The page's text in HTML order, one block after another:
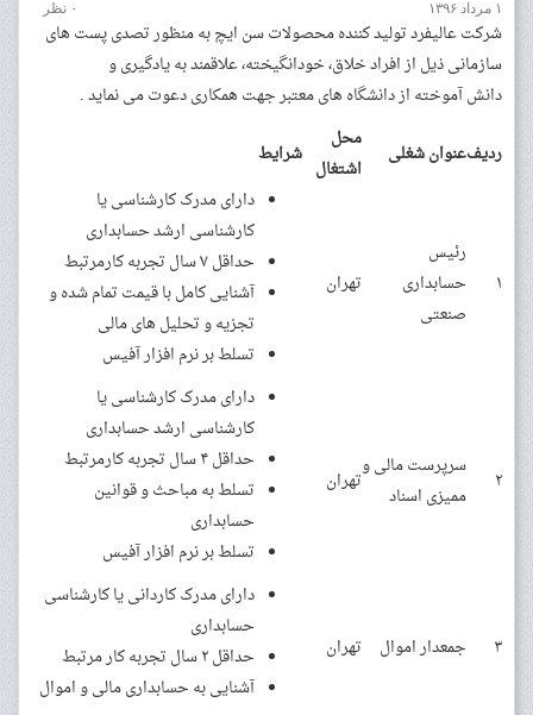
۱ مرداد ۱۳۹۶ ۰ نظر
شرکت عالیفرد تولید کننده محصولات سن ایچ به منظور تصدی پست های
سازمانی ذیل از افراد خلاق، خودانگیخته، علاقمند به یادگیری و
دانش آموخته از دانشگاه های معتبر جهت همکاری دعوت می نماید .
ردیفعنوان شغلی
محل
اشتغال
شرایط
۱
رئیس
حسابداری
صنعتی
تهران
دارای مدرک کارشناسی یا
کارشناسی ارشد حسابداری
حداقل ۷ سال تجربه کارمرتبط
آشنایی کامل با قیمت تمام شده و
تجزیه و تحلیل های مالی
تسلط بر نرم افزار آفیس
۲
سرپرست مالی و
ممیزی اسناد
تهران
دارای مدرک کارشناسی یا
کارشناسی ارشد حسابداری
حداقل ۴ سال تجربه کارمرتبط
تسلط به مباحث و قوانین
حسابداری
تسلط بر نرم افزار آفیس
۳ جمعدار اموال تهران
دارای مدرک کاردانی یا کارشناسی
حسابداری
حداقل ۲ سال تجربه کار مرتبط
آشنایی به حسابداری مالی و اموال